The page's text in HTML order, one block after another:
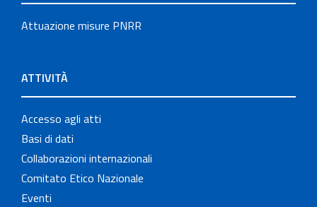
Attuazione misure PNRR
ATTIVITÀ
Accesso agli atti
Basi di dati
Collaborazioni internazionali
Comitato Etico Nazionale
Eventi